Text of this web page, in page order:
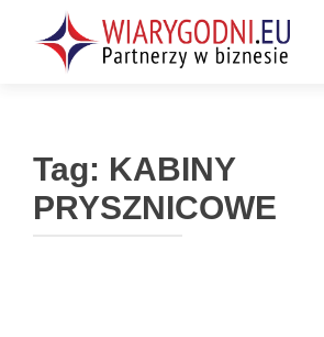
Tag: KABINY
PRYSZNICOWE